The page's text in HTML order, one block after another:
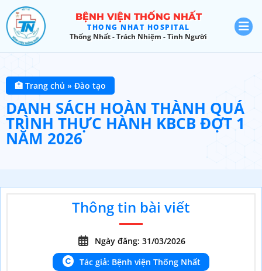
BỆNH VIỆN THỐNG NHẤT
THONG NHAT HOSPITAL
Thống Nhất - Trách Nhiệm - Tình Người
🏥 Trang chủ » Đào tạo
DANH SÁCH HOÀN THÀNH QUÁ
TRÌNH THỰC HÀNH KBCB ĐỢT 1
NĂM 2026
Thông tin bài viết
Ngày đăng: 31/03/2026
Tác giả: Bệnh viện Thống Nhất